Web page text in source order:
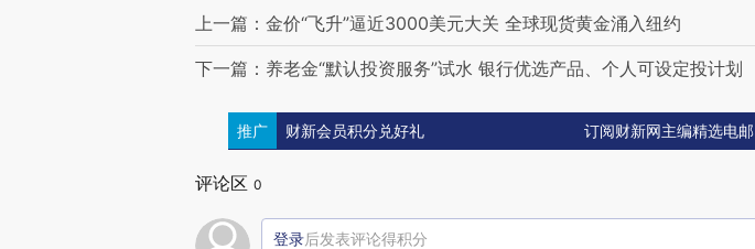
上一篇：金价“飞升”逼近3000美元大关 全球现货黄金涌入纽约
下一篇：养老金“默认投资服务”试水 银行优选产品、个人可设定投计划
推广 财新会员积分兑好礼 订阅财新网主编精选电邮
评论区 0
登录后发表评论得积分